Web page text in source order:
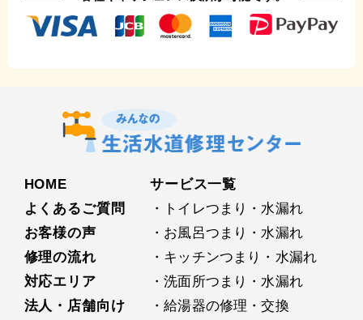
HOME
よくあるご質問
お客様の声
修理の流れ
対応エリア
法人・店舗向け
サービス⼀覧
・トイレつまり・水漏れ
・お⾵呂つまり・水漏れ
・キッチンつまり・水漏れ
・洗⾯所つまり・水漏れ
・給湯器の修理・交換